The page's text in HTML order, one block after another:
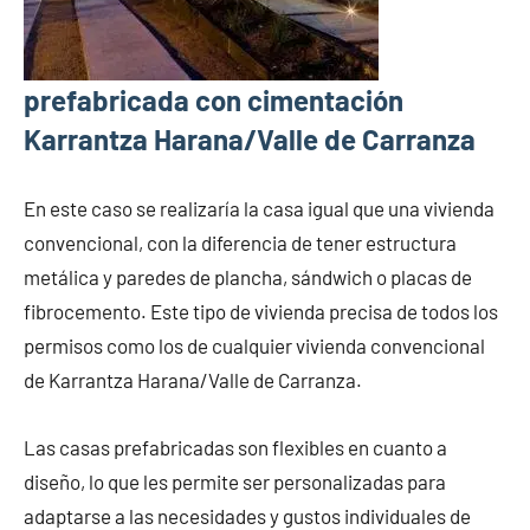
prefabricada con cimentación
Karrantza Harana/Valle de Carranza
En este caso se realizaría la casa igual que una vivienda
convencional, con la diferencia de tener estructura
metálica y paredes de plancha, sándwich o placas de
fibrocemento. Este tipo de vivienda precisa de todos los
permisos como los de cualquier vivienda convencional
de Karrantza Harana/Valle de Carranza.
Las casas prefabricadas son flexibles en cuanto a
diseño, lo que les permite ser personalizadas para
adaptarse a las necesidades y gustos individuales de